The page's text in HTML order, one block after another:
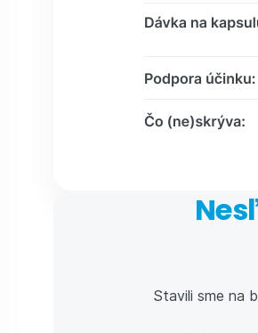
Stavili sme na